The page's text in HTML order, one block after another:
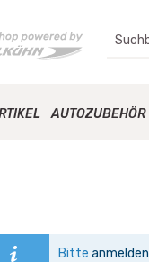
AUTOZUBEHÖR
Bitte anmelden